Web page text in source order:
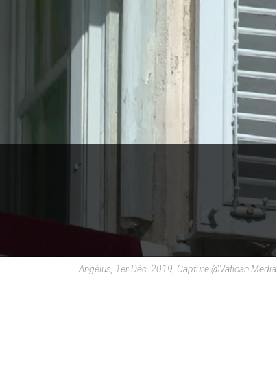
Angélus, 1er Déc. 2019, Capture @Vatican Media